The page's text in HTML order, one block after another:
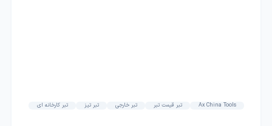
Ax China Tools تبر قیمت تبر تبر خارجی تبر تیز تبر کارخانه ای